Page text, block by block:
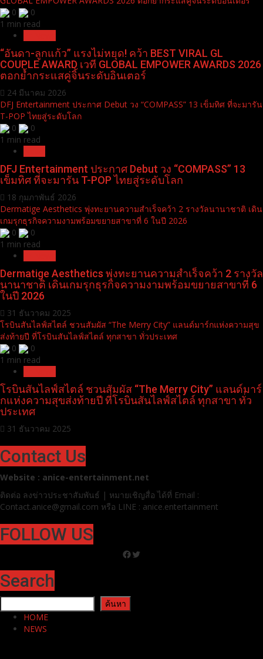
หมวดหมู่
You may have missed
“อันดา-ลูกแก้ว” แรงไม่หยุด! คว้า BEST VIRAL GL COUPLE AWARD เวที
GLOBAL EMPOWER AWARDS 2026 ตอกย้ำกระแสคู่จิ้นระดับอินเตอร์
0
1 min read
Pr News
“อันดา-ลูกแก้ว” แรงไม่หยุด! คว้า BEST VIRAL GL
COUPLE AWARD เวที GLOBAL EMPOWER AWARDS 2026
ตอกย้ำกระแสคู่จิ้นระดับอินเตอร์
24 มีนาคม 2026
DFJ Entertainment ประกาศ Debut วง “COMPASS” 13 เข็มทิศ ที่จะมารัน
T-POP ไทยสู่ระดับโลก
0
0
1 min read
News
DFJ Entertainment ประกาศ Debut วง “COMPASS” 13
เข็มทิศ ที่จะมารัน T-POP ไทยสู่ระดับโลก
18 กุมภาพันธ์ 2026
Dermatige Aesthetics พุ่งทะยานความสำเร็จคว้า 2 รางวัลนานาชาติ เดิน
เกมรุกธุรกิจความงามพร้อมขยายสาขาที่ 6 ในปี 2026
0
1 min read
Pr News
Dermatige Aesthetics พุ่งทะยานความสำเร็จคว้า 2 รางวัล
นานาชาติ เดินเกมรุกธุรกิจความงามพร้อมขยายสาขาที่ 6
ในปี 2026
31 ธันวาคม 2025
โรบินสันไลฟ์สไตล์ ชวนสัมผัส “The Merry City” แลนด์มาร์กแห่งความสุข
ส่งท้ายปี ที่โรบินสันไลฟ์สไตล์ ทุกสาขา ทั่วประเทศ
0
Pr News
โรบินสันไลฟ์สไตล์ ชวนสัมผัส “The Merry City” แลนด์มาร์
กแห่งความสุขส่งท้ายปี ที่โรบินสันไลฟ์สไตล์ ทุกสาขา ทั่ว
31 ธันวาคม 2025
Contact Us
Website : anice-entertainment.net
ติดต่อ ลงข่าวประชาสัมพันธ์ | หมายเชิญสื่อ ได้ที่
Contact.anice@gmail.com หรือ LINE : anice.entertainment
FOLLOW US